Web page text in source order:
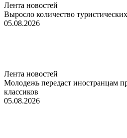
Лента новостей
Выросло количество
05.08.2026
Лента новостей
Молодежь передаст иностранцам
классиков
05.08.2026